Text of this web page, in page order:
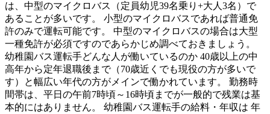
は、中型のマイクロバス（定員幼児39名乗り+大人3名）で
あることが多いです。 小型のマイクロバスであれば普通免
許のみで運転可能です。 中型のマイクロバスの場合は大型
一種免許が必須ですのであらかじめ調べておきましょう。
幼稚園バス運転手どんな人が働いているのか 40歳以上の中
高年から定年退職後まで（70歳近くでも現役の方が多いで
す）と幅広い年代の方がメインで働かれています。 勤務時
間帯は、平日の午前7時頃～16時頃までが一般的で残業は基
本的にはありません。 幼稚園バス運転手の給料・年収は 年